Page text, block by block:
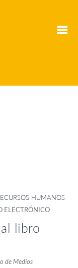
HUMANOS
ELECTRÓNICO
libro
de Medios